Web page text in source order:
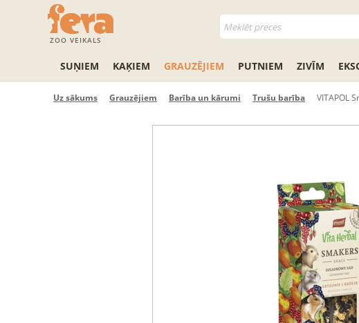
ZOO VEIKALS
SUŅIEM KAĶIEM GRAUZĒJIEM PUTNIEM ZIVĪM
Uz sākums Grauzējiem Barība un kārumi Trušu barība VITAPOL